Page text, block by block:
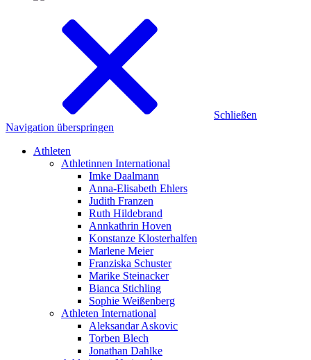
Schließen
Navigation überspringen
Athleten
Athletinnen International
Imke Daalmann
Anna-Elisabeth Ehlers
Judith Franzen
Ruth Hildebrand
Annkathrin Hoven
Konstanze Klosterhalfen
Marlene Meier
Franziska Schuster
Marike Steinacker
Bianca Stichling
Sophie Weißenberg
Athleten International
Aleksandar Askovic
Torben Blech
Jonathan Dahlke